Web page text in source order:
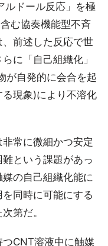
ルドール反応」を極
む協奏機能型不斉
前述した反応で世
に「自己組織化」
が自発的に会合を起
現象)により不溶化
常に微細かつ安定
という課題があっ
の自己組織化能に
同時に可能にする
第だ。
CNT溶液中に触媒